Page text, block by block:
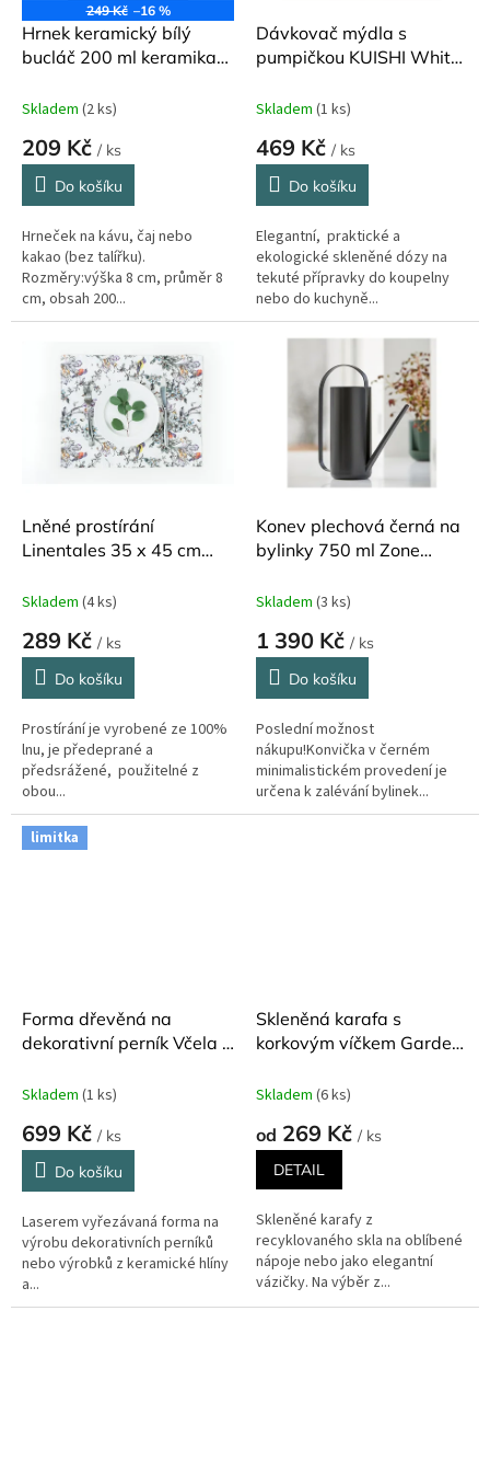
249 Kč –16 %
Hrnek keramický bílý
bucláč 200 ml keramika
Skladem (2 ks)
209 Kč / ks
Do košíku
Hrneček na kávu, čaj nebo
kakao (bez talířku).
Rozměry:výška 8 cm, průměr 8
cm, obsah 200...
Dávkovač mýdla s
pumpičkou KUISHI White
Skladem (1 ks)
469 Kč / ks
Do košíku
Elegantní, praktické a
ekologické skleněné dózy na
tekuté přípravky do koupelny
nebo do kuchyně...
Lněné prostírání
Linentales 35 x 45 cm
Skladem (4 ks)
289 Kč / ks
Do košíku
Prostírání je vyrobené ze 100%
lnu, je předeprané a
předsrážené, použitelné z
obou...
Konev plechová černá na
bylinky 750 ml Zone
Skladem (3 ks)
1 390 Kč / ks
Do košíku
Poslední možnost
nákupu!Konvička v černém
minimalistickém provedení je
určena k zalévání bylinek...
limitka
Forma dřevěná na
dekorativní perník Včela a
Skladem (1 ks)
699 Kč / ks
Do košíku
Laserem vyřezávaná forma na
výrobu dekorativních perníků
nebo výrobků z keramické hlíny
a...
Skleněná karafa s
korkovým víčkem Garden
Skladem (6 ks)
od 269 Kč / ks
DETAIL
Skleněné karafy z
recyklovaného skla na oblíbené
nápoje nebo jako elegantní
vázičky. Na výběr z...